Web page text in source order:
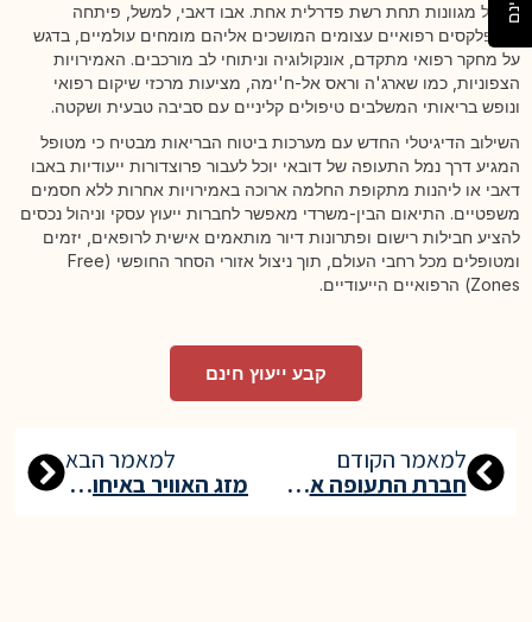
טיפול מגוונות תחת רשת פדרלית אחת. אבו דאבי, למשל, פיתחה
קומפלקסים רפואיים עצומים המושכים אליהם מומחים עולמיים, בדגש
על מחקר רפואי מתקדם, אונקולוגיה וניתוחי לב מורכבים. האמירויות
הצפוניות, כמו שארג'ה וראס אל-ח'ימה, מציעות מרכזי שיקום רפואי
ונופש בריאותי המשלבים טיפולים קליניים עם סביבה טבעית ושקטה.
השילוב הדיגיטלי החדש עם מערכות ביטוח הבריאות מבטיח כי מטופל
המגיע דרך נמל התעופה של דובאי יוכל לעבור פרוצדורות ייעודיות באבו
דאבי או ליהנות מתקופת החלמה ארוכה באמירויות אחרות ללא חסמים
משפטיים. התיאום הבין-משרדי מאפשר לחברות ייעוץ עסקי וניהול נכסים
להציע חבילות רישום ופתרונות דיור מותאמים אישית לרופאים, יזמים
ומטופלים מכל רחבי העולם, תוך ניצול אזורי הסחר החופשי (Free
Zones) הרפואיים הייעודיים.
קבע ייעוץ חינם
למאמר הקודם
חברת התעופה איתיחאד איירווייז השיקה את לוח הטיסות הגדול ביותר בתולדותיה לעונת הקיץ, הכולל יותר מ־300 טיס.
למאמר הבא
מזג האוויר באיחוד האמירויות: תחזית ל-3 ימי גשם וחום של 50 מעלות